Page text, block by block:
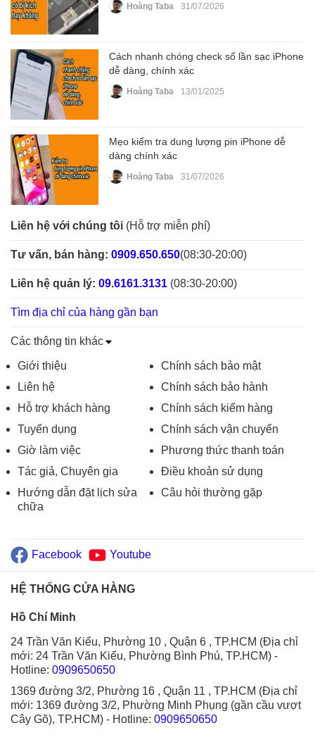
Hoàng Taba 31/07/2026
Cách nhanh chóng check số lần sạc iPhone
dễ dàng, chính xác
Hoàng Taba 13/01/2025
Mẹo kiểm tra dung lượng pin iPhone dễ
dàng chính xác
Hoàng Taba 31/07/2026
Liên hệ với chúng tôi (Hỗ trợ miễn phí)
Tư vấn, bán hàng: 0909.650.650(08:30-20:00)
Liên hệ quản lý: 09.6161.3131 (08:30-20:00)
Tìm địa chỉ của hàng gần bạn
Các thông tin khác
Giới thiệu
Liên hệ
Hỗ trợ khách hàng
Tuyển dụng
Giờ làm việc
Tác giả, Chuyên gia
Hướng dẫn đặt lịch sửa
chữa
Chính sách bảo mật
Chính sách bảo hành
Chính sách kiểm hàng
Chính sách vận chuyển
Phương thức thanh toán
Điều khoản sử dụng
Câu hỏi thường gặp
Facebook Youtube
HỆ THỐNG CỬA HÀNG
Hồ Chí Minh
24 Trần Văn Kiểu, Phường 10 , Quận 6 , TP.HCM (Địa chỉ
mới: 24 Trần Văn Kiểu, Phường Bình Phú, TP.HCM) -
Hotline: 0909650650
1369 đường 3/2, Phường 16 , Quận 11 , TP.HCM (Địa chỉ
mới: 1369 đường 3/2, Phường Minh Phụng (gần cầu vượt
Cây Gõ), TP.HCM) - Hotline: 0909650650